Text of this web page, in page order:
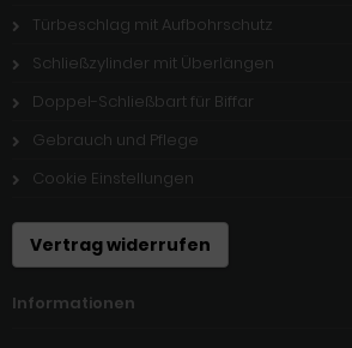
Türbeschlag mit Aufbohrschutz
Schließzylinder mit Überlängen
Doppel-Schließbart für Biffar
Gebrauch und Pflege
Cookie Einstellungen
Vertrag widerrufen
Informationen